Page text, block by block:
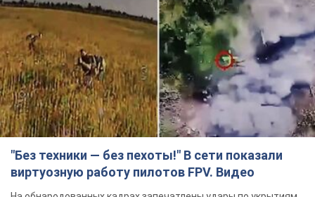
"Без техники — без пехоты!" В сети показали
виртуозную работу пилотов FPV. Видео
На обнародованных кадрах запечатлены удары по укрытиям,
автомобилям, инженерной технике и живой силе российских
войск
2 часа назад 11,6 т.
Schubert в Житомире. Фото
Когда предприятие возобновит работу, пока неизвестно